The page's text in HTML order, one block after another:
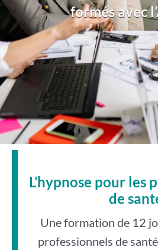
formés avec
L’hypnose pour les
de
Une formation de 12
professionnels de